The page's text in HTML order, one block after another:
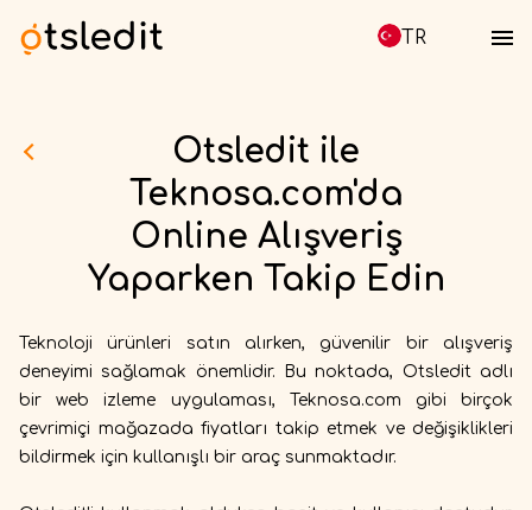
TR
Otsledit ile
Teknosa.com'da
Online Alışveriş
Yaparken Takip Edin
Teknoloji ürünleri satın alırken, güvenilir bir alışveriş
deneyimi sağlamak önemlidir. Bu noktada, Otsledit adlı
bir web izleme uygulaması, Teknosa.com gibi birçok
çevrimiçi mağazada fiyatları takip etmek ve değişiklikleri
bildirmek için kullanışlı bir araç sunmaktadır.